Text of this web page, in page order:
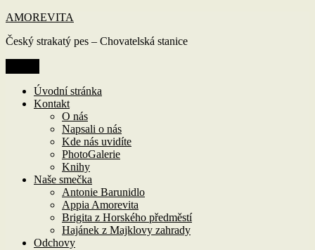
Přejít
obsahu
AMOREVITA
Český strakatý pes – Chovatelská stanice
Úvodní stránka
Kontakt
O nás
Napsali o nás
Kde nás uvidíte
PhotoGalerie
Knihy
Naše smečka
Antonie Barunidlo
Appia Amorevita
Brigita z Horského předměstí
Hajánek z Majklovy zahrady
Odchovy